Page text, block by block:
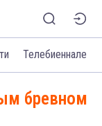
Телебиеннале
бревном